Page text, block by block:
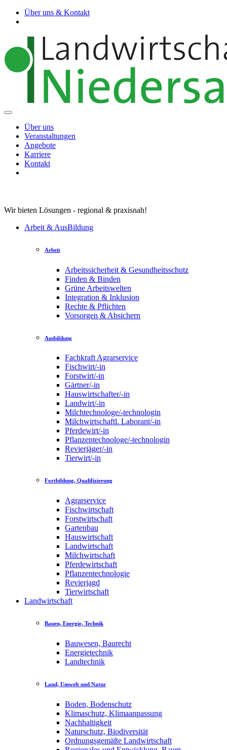
Über uns & Kontakt
Über uns
Veranstaltungen
Angebote
Karriere
Kontakt
Wir bieten Lösungen - regional & praxisnah!
Arbeit & AusBildung
Arbeit
Arbeitssicherheit & Gesundheitsschutz
Finden & Binden
Grüne Arbeitswelten
Integration & Inklusion
Rechte & Pflichten
Vorsorgen & Absichern
Ausbildung
Fachkraft Agrarservice
Fischwirt/-in
Forstwirt/-in
Gärtner/-in
Hauswirtschafter/-in
Landwirt/-in
Milchtechnologe/-technologin
Milchwirtschaftl. Laborant/-in
Pferdewirt/-in
Pflanzentechnologe/-technologin
Revierjäger/-in
Tierwirt/-in
Fortbildung, Qualifizierung
Agrarservice
Fischwirtschaft
Forstwirtschaft
Gartenbau
Hauswirtschaft
Landwirtschaft
Milchwirtschaft
Pferdewirtschaft
Pflanzentechnologie
Revierjagd
Tierwirtschaft
Landwirtschaft
Bauen, Energie, Technik
Bauwesen, Baurecht
Energietechnik
Landtechnik
Land, Umwelt und Natur
Boden, Bodenschutz
Klimaschutz, Klimaanpassung
Nachhaltigkeit
Naturschutz, Biodiversität
Ordnungsgemäße Landwirtschaft